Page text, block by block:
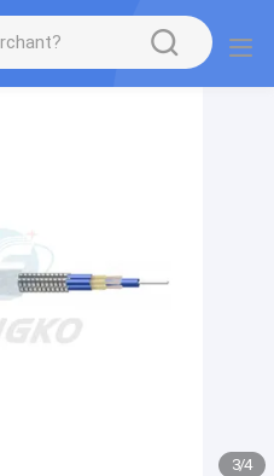
3/4